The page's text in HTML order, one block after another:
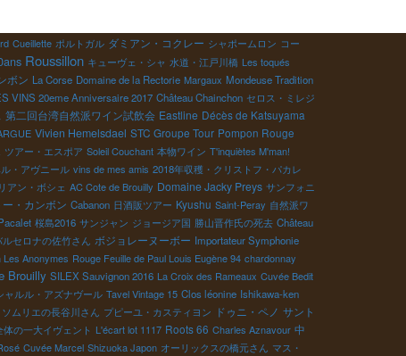
Cueillette ポルトガル ダミアン・コクレー シャポームロン コー
Roussillon キューヴェ・シャ 水道・江戸川橋 Les toqués
ボン La Corse Domaine de la Rectorie Margaux Mondeuse Tradition
VINS 20eme Anniversaire 2017 Château Chainchon セロス・ミレジ
第二回台湾自然派ワイン試飲会 Eastline Décès de Katsuyama
Vivien Hemelsdael STC Groupe Tour Pompon Rouge
ツアー・エスポア Soleil Couchant 本物ワイン T'inquiètes M'man!
・アヴニール vins de mes amis 2018年収穫・クリストフ・パカレ
アン・ボシェ AC Cote de Brouilly Domaine Jacky Preys サンフォニ
ー・カンボン Cabanon 日酒販ツアー Kyushu Saint-Peray 自然派ワ
桜島2016 サンジャン ジョージア国 勝山晋作氏の死去 Château
ルセロナの佐竹さん ボジョレーヌーボー Importateur Symphonie
Les Anonymes Rouge Feuille de Paul Louis Eugène 94 chardonnay
Brouilly SILEX Sauvignon 2016 La Croix des Rameaux Cuvée Bedit
ャルル・アズナヴール Tavel Vintage 15 Clos léonine Ishikawa-ken
ムリエの長谷川さん プピーユ・カスティヨン ドゥニ・ペノ サント
の一大イヴェント L'écart lot 1117 Roots 66 Charles Aznavour 中
Cuvée Marcel Shizuoka Japon オーリックスの橋元さん マス・